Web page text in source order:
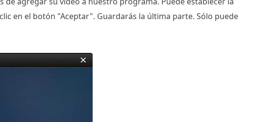
en el botón "Aceptar". Guardarás la última parte. Sólo puede